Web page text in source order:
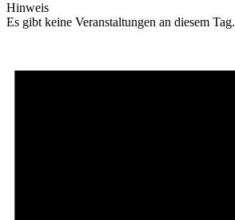
Hinweis
Es gibt keine Veranstaltungen an diesem Tag.